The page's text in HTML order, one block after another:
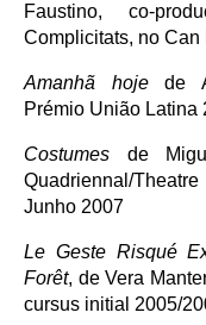
Faustino, co-
Complicitats, no Can
Amanhã hojede
Prémio União Latina
Costumes de
Quadriennal/
Junho 2007
Le Geste Risqué
Forêt, de Vera
cursus initial 2005/